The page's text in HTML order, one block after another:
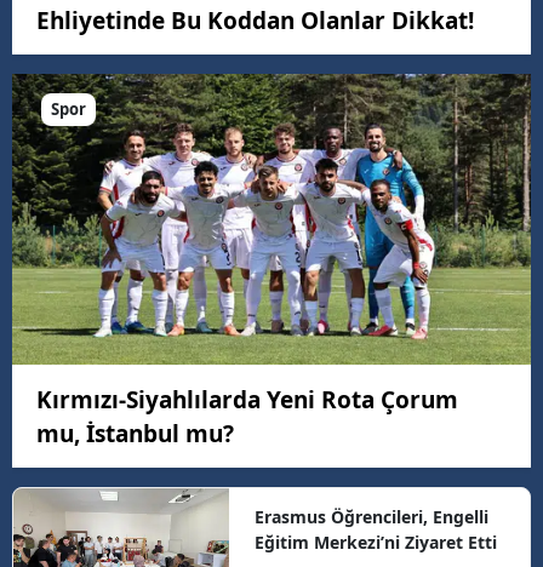
Ehliyetinde Bu Koddan Olanlar Dikkat!
Spor
Kırmızı-Siyahlılarda Yeni Rota Çorum
mu, İstanbul mu?
Erasmus Öğrencileri, Engelli
Eğitim Merkezi’ni Ziyaret Etti